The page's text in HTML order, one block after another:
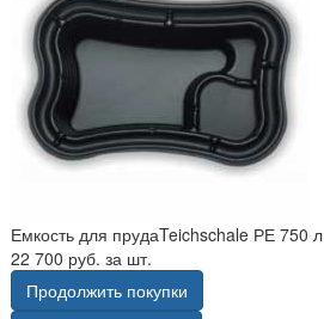
Емкость для прудаTeichschale РЕ 750 л
22 700 руб. за шт.
Продолжить покупки